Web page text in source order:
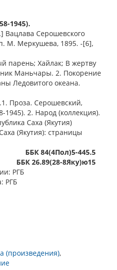
1945).
Вацлава Серошевского
М. Меркушева, 1895. -[6],
парень; Хайлак; В жертву
Маньчары. 2. Покорение
Ледовитого океана.
Проза. Серошевский,
1945). 2. Народ (коллекция).
Саха (Якутия)
(Якутия): страницы
ББК 84(4Пол)5-445.5
ББК 26.89(28-8Яку)ю15
РГБ
РГБ
(произведения)